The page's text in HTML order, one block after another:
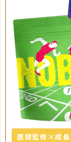
医師監修×成長